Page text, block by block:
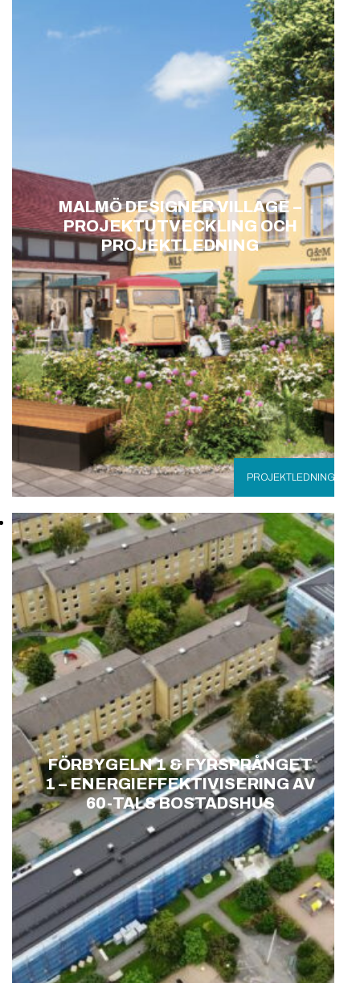
PROJEKTLEDNING
MALMÖ DESIGNER VILLAGE –
PROJEKTUTVECKLING OCH
PROJEKTLEDNING
FÖRBYGELN 1 & FYRSPRÅNGET
1 – ENERGIEFFEKTIVISERING AV
60-TALS BOSTADSHUS